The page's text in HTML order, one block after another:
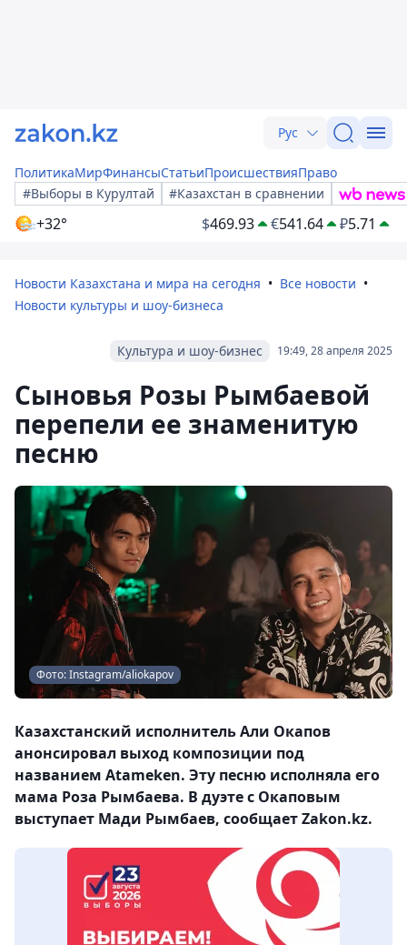
Рус
ПолитикаМирФинансыСтатьиПроисшествияПраво
#Выборы в Курултай
#Казахстан в сравнении
+32° $469.93 €541.64 ₽5.71
Новости Казахстана и мира на сегодня
Все новости
Новости культуры и шоу-бизнеса
19:49, 28 апреля 2025
Культура и шоу-бизнес
Сыновья Розы Рымбаевой
перепели ее знаменитую
песню
Фото: Instagram/aliokapov
Казахстанский исполнитель Али Окапов
анонсировал выход композиции под
названием Atameken. Эту песню исполняла его
мама Роза Рымбаева. В дуэте с Окаповым
выступает Мади Рымбаев, сообщает Zakon.kz.